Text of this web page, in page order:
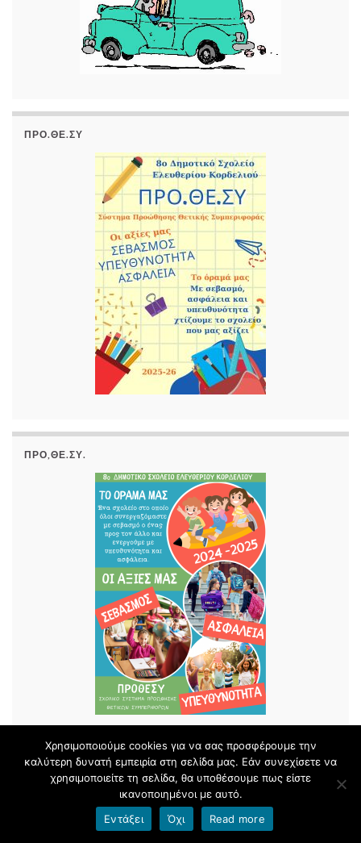
ΠΡΟ.ΘΕ.ΣΥ
ΠΡΟ,ΘΕ.ΣΥ.
ΠΡΟ.ΘΕ.ΣΥ.
Χρησιμοποιούμε cookies για να σας προσφέρουμε την
καλύτερη δυνατή εμπειρία στη σελίδα μας. Εάν συνεχίσετε να
χρησιμοποιείτε τη σελίδα, θα υποθέσουμε πως είστε
ικανοποιημένοι με αυτό.
Εντάξει
Όχι Read more